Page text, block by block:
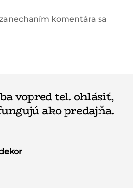
komentára sa
vopred tel. ohlásiť,
ako predajňa.